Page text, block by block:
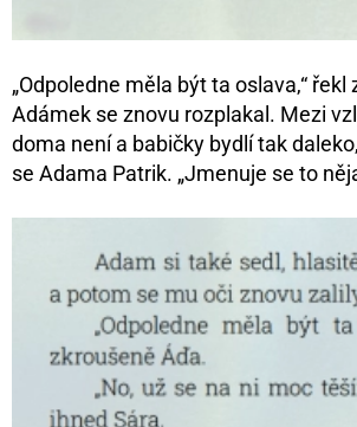
„Odpoledne měla být ta oslava,“
Adámek se znovu rozplakal. Mezi
doma není a babičky bydlí tak
se Adama Patrik. „Jmenuje se to